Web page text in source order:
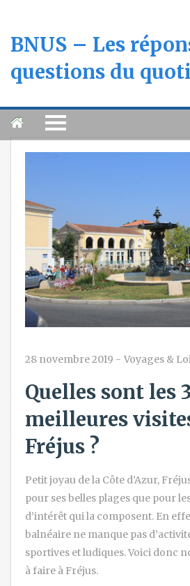
BNUS – Les
questions du
28 novembre 2019 - Voyages &
Quelles sont les
meilleures
Fréjus ?
Petit joyau de la Côte d’Azur,
pour ses belles plages que pour
d’intérêt qui la composent. En
balnéaire ne manque pas
sportives et ludiques. Voici donc
à faire à Fréjus.